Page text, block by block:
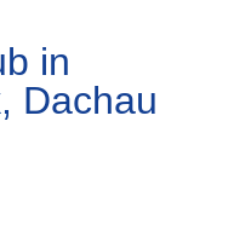
in
Dachau